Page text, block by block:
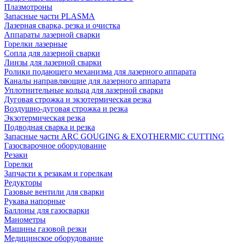
Плазмотроны
Запасные части PLASMA
Лазерная сварка, резка и очистка
Аппараты лазерной сварки
Горелки лазерные
Сопла для лазерной сварки
Линзы для лазерной сварки
Ролики подающего механизма для лазерного аппарата
Каналы направляющие для лазерного аппарата
Уплотнительные кольца для лазерной сварки
Дуговая строжка и экзотермическая резка
Воздушно-дуговая строжка и резка
Экзотермическая резка
Подводная сварка и резка
Запасные части ARC GOUGING & EXOTHERMIC CUTTING
Газосварочное оборудование
Резаки
Горелки
Запчасти к резакам и горелкам
Редукторы
Газовые вентили для сварки
Рукава напорные
Баллоны для газосварки
Манометры
Машины газовой резки
Медицинское оборудование